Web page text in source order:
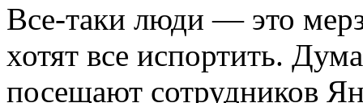
Все-таки люди — это
хотят все испортить.
посещают сотрудников